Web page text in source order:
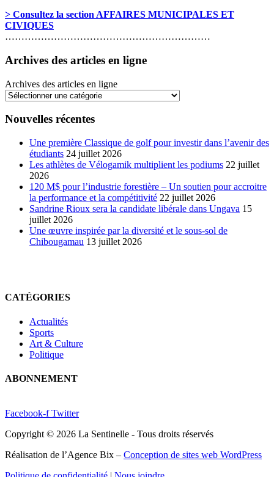
> Consultez la section AFFAIRES MUNICIPALES ET
CIVIQUES
………………………………………………………
Archives des articles en ligne
Archives des articles en ligne
Nouvelles récentes
Une première Classique de golf pour investir dans l’avenir des
étudiants 24 juillet 2026
Les athlètes de Vélogamik multiplient les podiums 22 juillet
2026
120 M$ pour l’industrie forestière – Un soutien pour accroitre
la performance et la compétitivité 22 juillet 2026
Sandrine Rioux sera la candidate libérale dans Ungava 15
juillet 2026
Une œuvre inspirée par la diversité et le sous-sol de
Chibougamau 13 juillet 2026
CATÉGORIES
Actualités
Sports
Art & Culture
Politique
ABONNEMENT
Facebook-f Twitter
Copyright © 2026 La Sentinelle - Tous droits réservés
Réalisation de l’Agence Bix – Conception de sites web WordPress